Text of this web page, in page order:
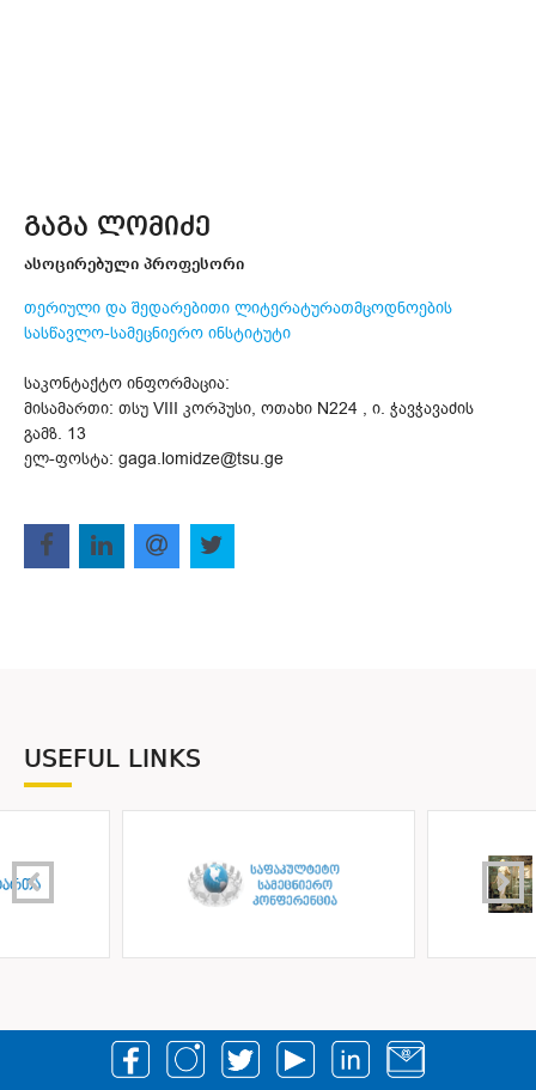
გაგა ლომიძე
ასოცირებული პროფესორი
თერიული და შედარებითი ლიტერატურათმცოდნოების
სასწავლო-სამეცნიერო ინსტიტუტი
საკონტაქტო ინფორმაცია:
მისამართი: თსუ VIII კორპუსი, ოთახი N224 , ი. ჭავჭავაძის
გამზ. 13
ელ-ფოსტა: gaga.lomidze@tsu.ge
USEFUL LINKS